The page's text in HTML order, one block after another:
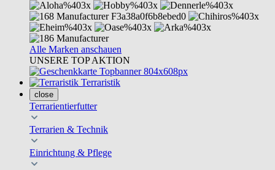
Alle Marken anschauen
UNSERE TOP AKTION
Terraristik
close
Terrarientierfutter
Terrarien & Technik
Einrichtung & Pflege